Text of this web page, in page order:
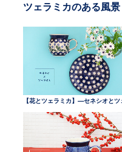
ツェラミカのある風景